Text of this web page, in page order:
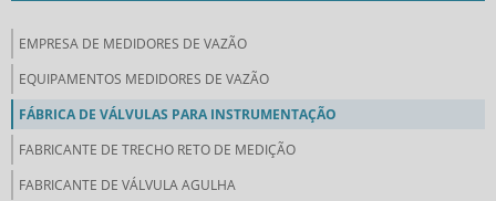
EMPRESA DE MEDIDORES DE VAZÃO
EQUIPAMENTOS MEDIDORES DE VAZÃO
FÁBRICA DE VÁLVULAS PARA INSTRUMENTAÇÃO
FABRICANTE DE TRECHO RETO DE MEDIÇÃO
FABRICANTE DE VÁLVULA AGULHA